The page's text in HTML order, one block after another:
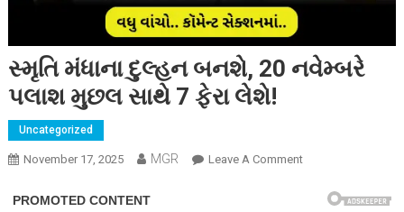
સ્મૃતિ મંધાના દુલ્હન બનશે, 20 નવેમ્બરે
પલાશ મુછલ સાથે 7 ફેરા લેશે!
Uncategorized
November 17, 2025 MGR Leave A CommentOn
મંધાના